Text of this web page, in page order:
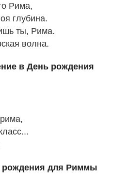
Рима,
глубина.
ты, Рима.
волна.
в День рождения
рождения для Риммы